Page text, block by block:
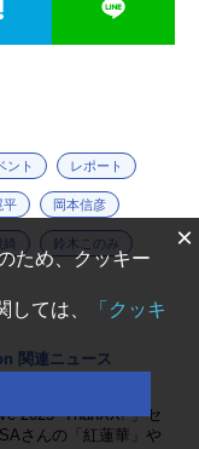
ント レポート
平 岡本信彦
綺 鈴木このみ
関連ニュース
2025 “ThanXX!”」セ
さんの「紅蓮華」や
×
ため、クッキー
ては、
「クッキ